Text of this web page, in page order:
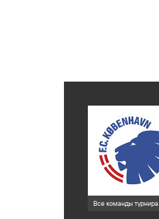
Все команды турнира